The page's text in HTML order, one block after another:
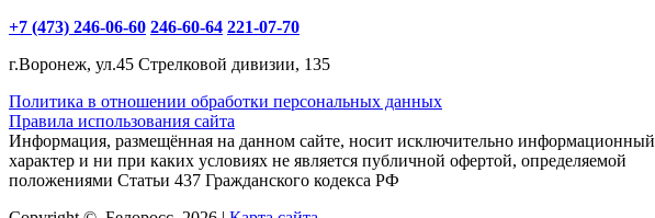
+7 (473) 246-06-60 246-60-64 221-07-70
г.Воронеж, ул.45 Стрелковой дивизии, 135
Политика в отношении обработки персональных данных
Правила использования сайта
Информация, размещённая на данном сайте, носит исключительно информационный
характер и ни при каких условиях не является публичной офертой, определяемой
положениями Статьи 437 Гражданского кодекса РФ